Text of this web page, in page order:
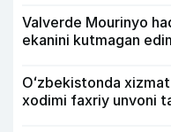
Valverde Mourinyo
ekanini kutmagan
Oʻzbekistonda
xodimi faxriy unvoni